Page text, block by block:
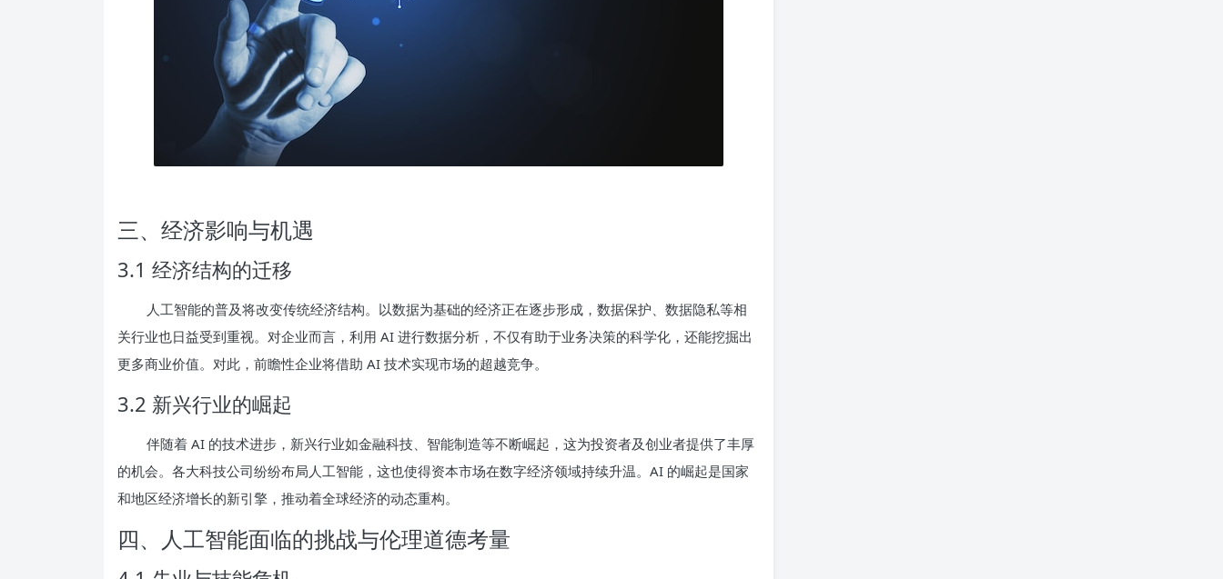
三、经济影响与机遇
3.1 经济结构的迁移
人工智能的普及将改变传统经济结构。以数据为基础的经济正在逐步形成，数据保护、数据隐私等相
关行业也日益受到重视。对企业而言，利用 AI 进行数据分析，不仅有助于业务决策的科学化，还能挖掘出
更多商业价值。对此，前瞻性企业将借助 AI 技术实现市场的超越竞争。
3.2 新兴行业的崛起
伴随着 AI 的技术进步，新兴行业如金融科技、智能制造等不断崛起，这为投资者及创业者提供了丰厚
的机会。各大科技公司纷纷布局人工智能，这也使得资本市场在数字经济领域持续升温。AI 的崛起是国家
和地区经济增长的新引擎，推动着全球经济的动态重构。
四、人工智能面临的挑战与伦理道德考量